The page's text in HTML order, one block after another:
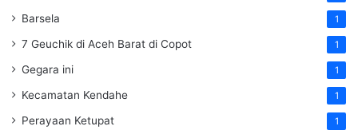
Barsela 1
7 Geuchik di Aceh Barat di Copot 1
Gegara ini 1
Kecamatan Kendahe 1
Perayaan Ketupat 1